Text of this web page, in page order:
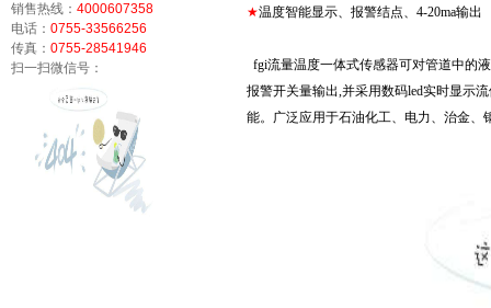
销售热线： 4000607358
电话： 0755-33566256
传真： 0755-28541946
扫一扫微信号：
★温度智能显示、报警结点、4-20ma输出
fgi流量温度一体式传感器可对管道中的
报警开关量输出,并采用数码led实时显示
能。广泛应用于石油化工、电力、治金